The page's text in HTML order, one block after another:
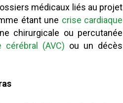
médicaux liés au projet
étant une crise cardiaque
chirurgicale ou percutanée
cérébral (AVC) ou un décès